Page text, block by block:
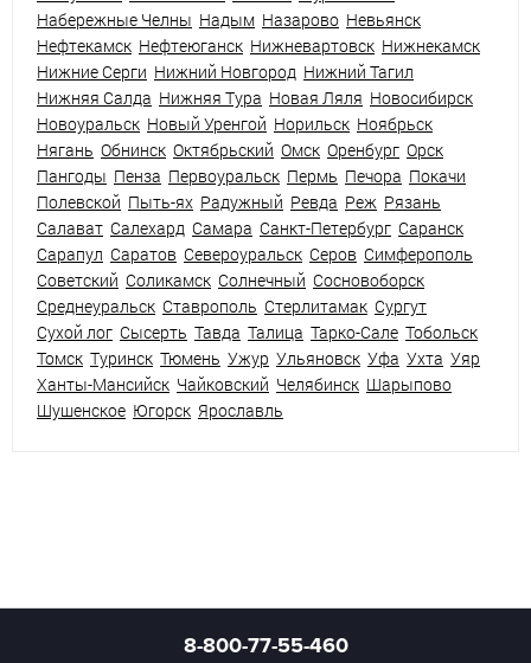
Набережные Челны Надым Назарово Невьянск
Нефтекамск Нефтеюганск Нижневартовск Нижнекамск
Нижние Серги Нижний Новгород Нижний Тагил
Нижняя Салда Нижняя Тура Новая Ляля Новосибирск
Новоуральск Новый Уренгой Норильск Ноябрьск
Нягань Обнинск Октябрьский Омск Оренбург Орск
Пангоды Пенза Первоуральск Пермь Печора Покачи
Полевской Пыть-ях Радужный Ревда Реж Рязань
Салават Салехард Самара Санкт-Петербург Саранск
Сарапул Саратов Североуральск Серов Симферополь
Советский Соликамск Солнечный Сосновоборск
Среднеуральск Ставрополь Стерлитамак Сургут
Сухой лог Сысерть Тавда Талица Тарко-Сале Тобольск
Томск Туринск Тюмень Ужур Ульяновск Уфа Ухта Уяр
Ханты-Мансийск Чайковский Челябинск Шарыпово
Шушенское Югорск Ярославль
8-800-77-55-460